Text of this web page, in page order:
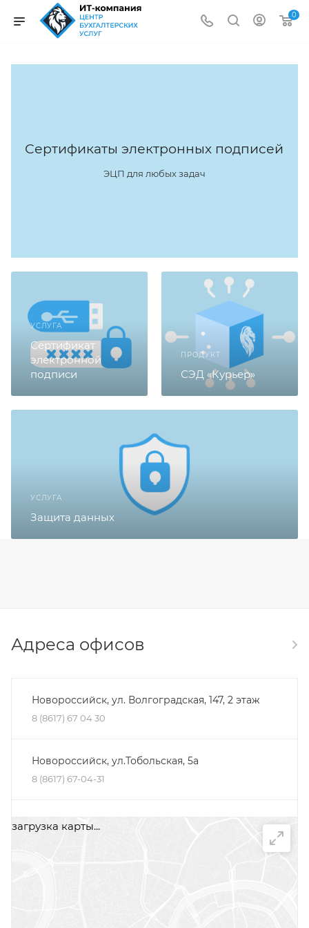
0
Сертификаты электронных подписей
ЭЦП для любых задач
УСЛУГА
Сертификат
электронной
подписи
ПРОДУКТ
СЭД «Курьер»
УСЛУГА
Защита данных
Адреса офисов
Новороссийск, ул. Волгоградская, 147, 2 этаж
8 (8617) 67 04 30
Новороссийск, ул.Тобольская, 5а
8 (8617) 67-04-31
Минеральные Воды, ул. Железноводская, 30Д,
загрузка карты...